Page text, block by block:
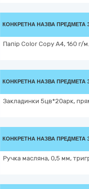
КОНКРЕТНА НАЗВА ПРЕДМЕТА
Папір Color Copy A4, 160 г/
КОНКРЕТНА НАЗВА ПРЕДМЕТА
Закладинки 5цв*20арк,
КОНКРЕТНА НАЗВА ПРЕДМЕТА
Ручка масляна, 0,5 мм,